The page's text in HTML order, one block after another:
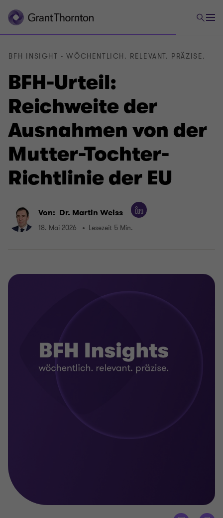
BFH-Urteil:
Reichweite der
Ausnahmen von der
Mutter-Tochter-
Richtlinie der EU
BFH INSIGHT - WÖCHENTLICH. RELEVANT. PRÄZISE.
Von: Dr. Martin Weiss
18. Mai 2026 Lesezeit 5 Min.